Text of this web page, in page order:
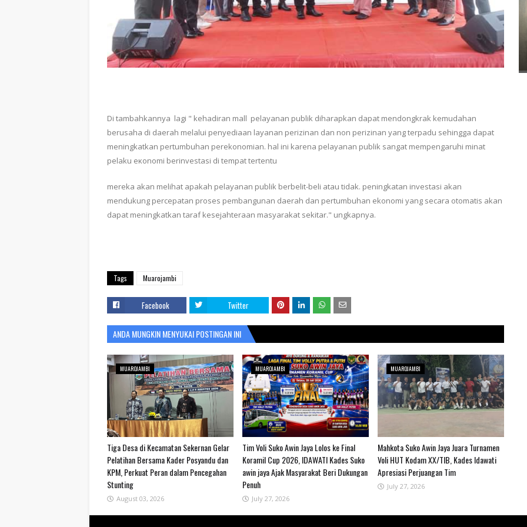
Di tambahkannya lagi " kehadiran mall pelayanan publik diharapkan dapat mendongkrak kemudahan
berusaha di daerah melalui penyediaan layanan perizinan dan non perizinan yang terpadu sehingga dapat
meningkatkan pertumbuhan perekonomian. hal ini karena pelayanan publik sangat mempengaruhi minat
pelaku eκοnomi berinvestasi di tempat tertentu
mereka akan melihat apakah pelayanan publik berbelit-beli atau tidak. peningkatan investasi akan
mendukung percepatan proses pembangunan daerah dan pertumbuhan ekonomi yang secara otomatis akan
dapat meningkatkan taraf kesejahteraan masyarakat sekitar." ungkapnya.
Tags Muarojambi
Facebook Twitter
ANDA MUNGKIN MENYUKAI POSTINGAN INI
MUAROJAMBI
Tiga Desa di Kecamatan Sekernan Gelar
Pelatihan Bersama Kader Posyandu dan
KPM, Perkuat Peran dalam Pencegahan
Stunting
August 03, 2026
MUAROJAMBI
Tim Voli Suko Awin Jaya Lolos ke Final
Koramil Cup 2026, IDAWATI Kades Suko
awin jaya Ajak Masyarakat Beri Dukungan
Penuh
July 27, 2026
MUAROJAMBI
Mahkota Suko Awin Jaya Juara Turnamen
Voli HUT Kodam XX/TIB, Kades Idawati
Apresiasi Perjuangan Tim
July 27, 2026